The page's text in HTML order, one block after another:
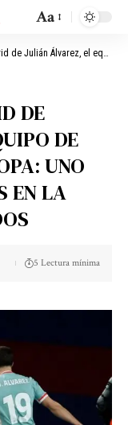
Aa
en Europa: uno por uno, sus 28 goles en la agonía de los partidos
DE
DE
UNO
EN LA
5 Lectura mínima